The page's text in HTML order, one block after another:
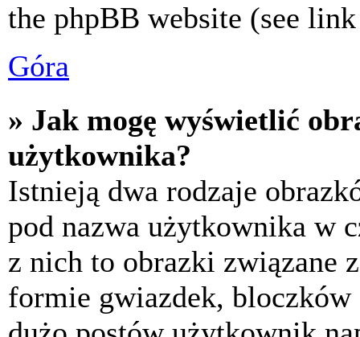
the phpBB website (see
Góra
» Jak mogę wyświetlić
użytkownika?
Istnieją dwa rodzaje
pod nazwa użytkownika w
z nich to obrazki związane
formie gwiazdek,